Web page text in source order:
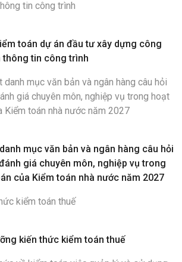
toán dự án đầu tư xây dựng công
tin công trình
mục văn bản và ngân hàng câu hỏi
giá chuyên môn, nghiệp vụ trong
của Kiểm toán nhà nước năm 2027
kiến thức kiểm toán thuế